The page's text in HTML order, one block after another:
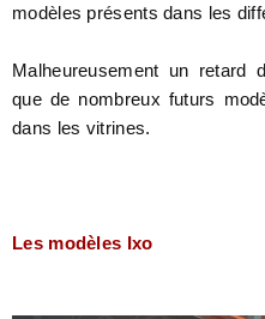
modèles présents dans les
Malheureusement un retard
que de nombreux futurs
dans les vitrines.
Les modèles Ixo